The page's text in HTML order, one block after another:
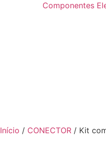
Componentes
Início / CONECTOR / Kit